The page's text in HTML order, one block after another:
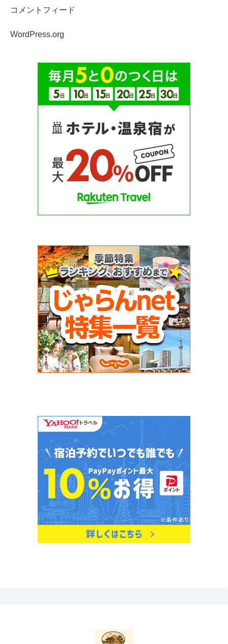
コメントフィード
WordPress.org